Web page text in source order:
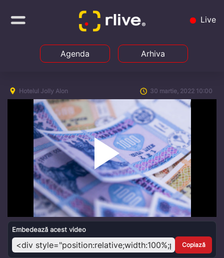
Live
Agenda Arhiva
Hotelul Jolly Alon 30 martie, 2022 10:00
Play
Video
Embedează acest video
Copiază